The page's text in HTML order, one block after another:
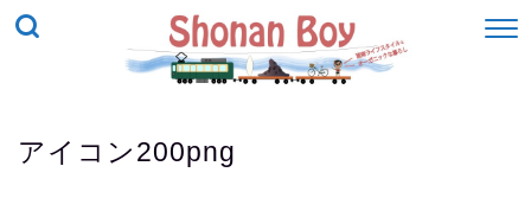
アイコン200png